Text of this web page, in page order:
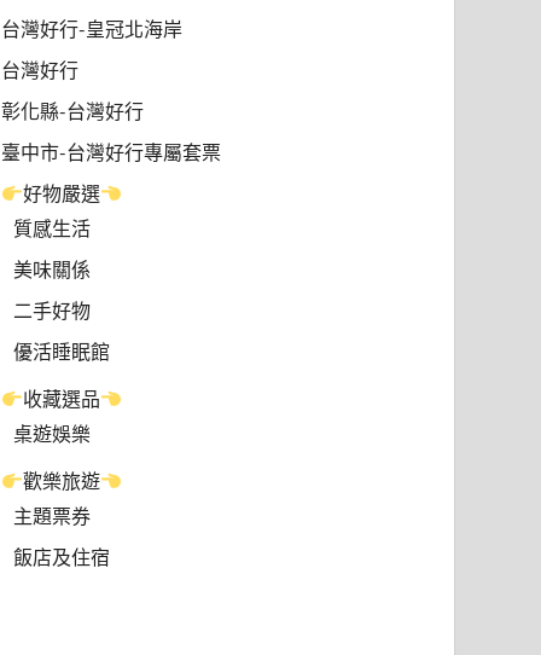
台灣好行-皇冠北海岸
台灣好行
彰化縣-台灣好行
臺中市-台灣好行專屬套票
好物嚴選
質感生活
美味關係
二手好物
優活睡眠館
收藏選品
桌遊娛樂
歡樂旅遊
主題票券
飯店及住宿